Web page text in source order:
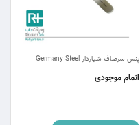
پنس سرصاف شیاردار Germany Steel
اتمام موجودی